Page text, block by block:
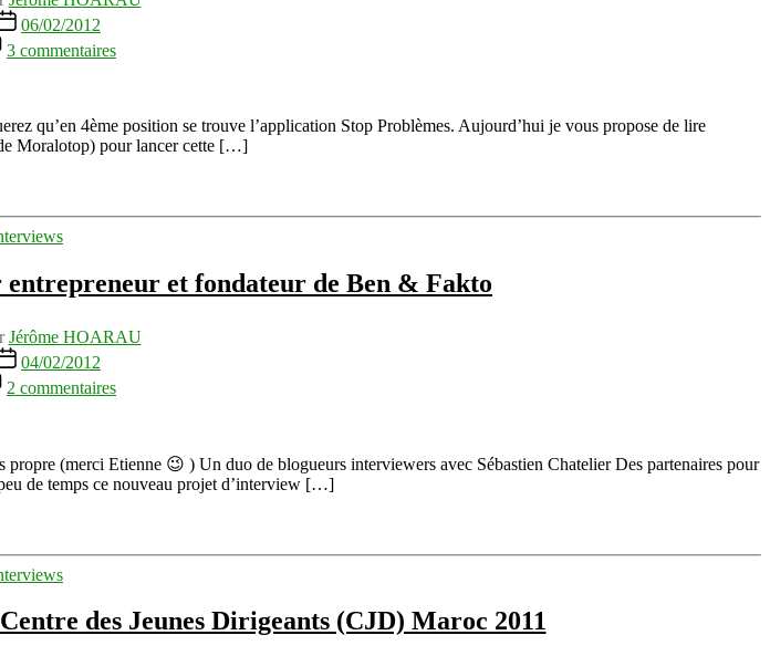
06/02/2012
3 commentaires
Interview
Luc
Hudry
Stop
Moralotop
qu’en 4ème position se trouve l’application Stop Problèmes. Aujourd’hui je vous propose de lire
Moralotop) pour lancer cette […]
Catégories
et fondateur de Ben & Fakto
Jérôme HOARAU
04/02/2012
2 commentaires
Interview
Kevin
Straszburger
de
Fakto
(merci Etienne 😉 ) Un duo de blogueurs interviewers avec Sébastien Chatelier Des partenaires pour
de temps ce nouveau projet d’interview […]
Catégories
des Jeunes Dirigeants (CJD) Maroc 2011